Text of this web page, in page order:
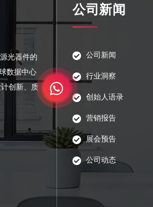
光器件的
数据中心
创新、质
公司新闻
公司新闻
行业洞察
创始人语录
营销报告
展会预告
公司动态